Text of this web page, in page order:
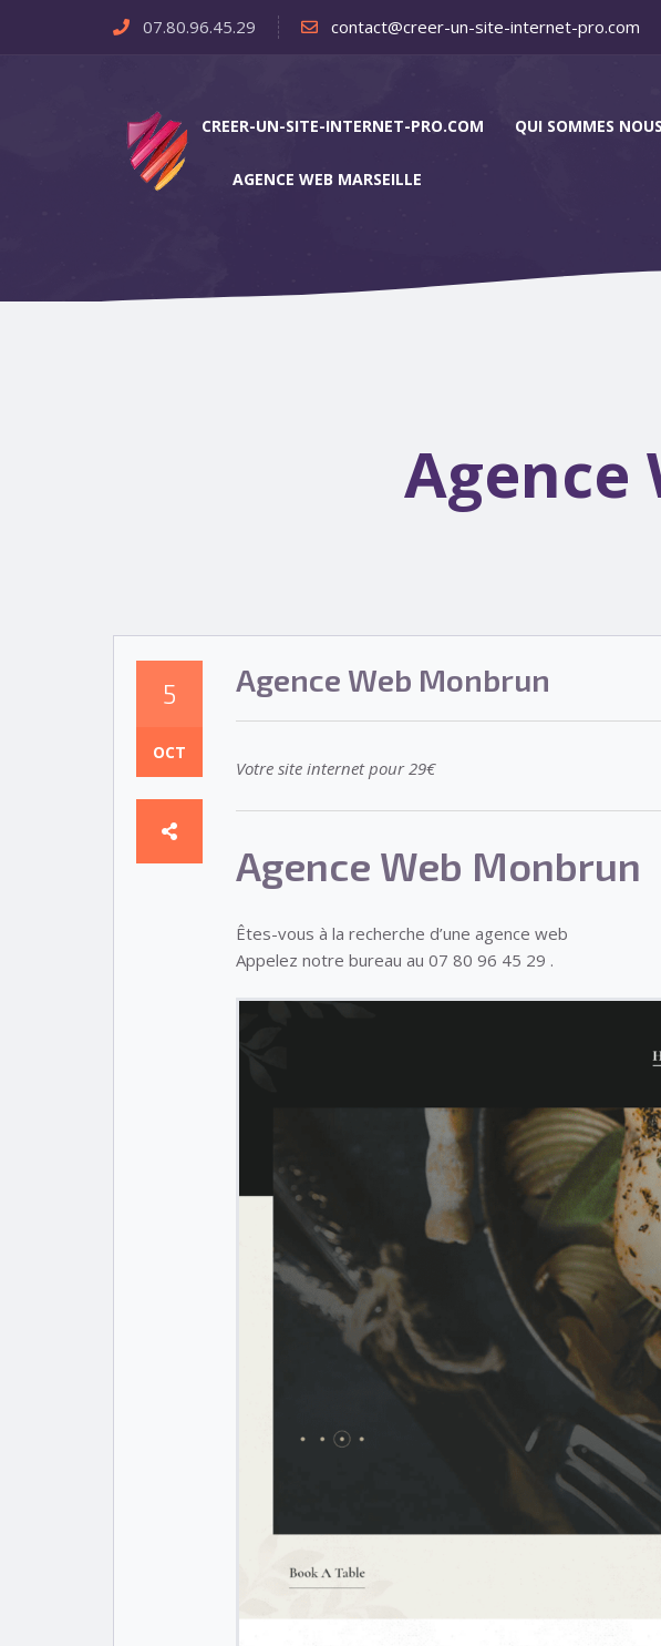
07.80.96.45.29 contact@creer-un-site-internet-pro.com
CREER-UN-SITE-INTERNET-PRO.COM QUI SOMMES
AGENCE WEB MARSEILLE
Agence
5
OCT
Agence Web Monbrun
Votre site internet pour 29€
Agence Web Monbrun
Êtes-vous à la recherche d’une agence web
Appelez notre bureau au 07 80 96 45 29 .